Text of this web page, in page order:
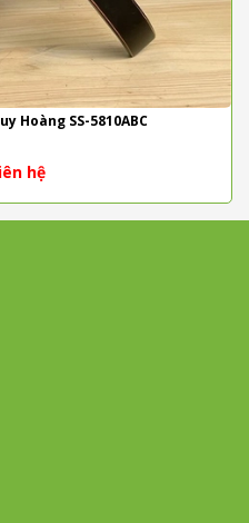
Hoàng SS-5810ABC
hệ